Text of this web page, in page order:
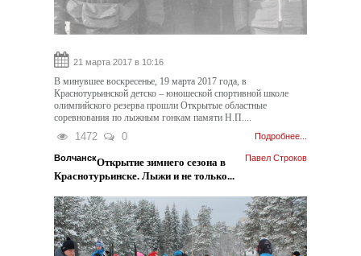
21 марта 2017 в 10:16
В минувшее воскресенье, 19 марта 2017 года, в
Краснотурьинской детско – юношеской спортивной школе
олимпийского резерва прошли Открытые областные
соревнования по лыжным гонкам памяти Н.П....
1472 0 Подробнее...
Волчанск Павел Строков
Открытие зимнего сезона в
Краснотурьинске. Лыжи и не только...